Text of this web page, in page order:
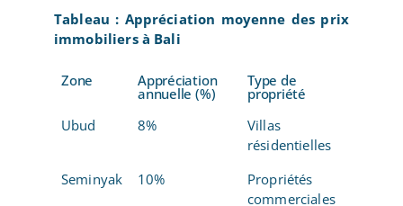
Tableau : Appréciation moyenne des prix
immobiliers à Bali
Zone Appréciation
annuelle (%)
Type de
propriété
Ubud
8%
Villas
résidentielles
Seminyak
10%
Propriétés
commerciales